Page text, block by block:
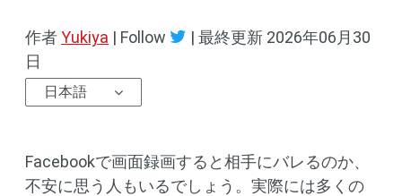
作者Yukiya | Follow | 最終更新 2026年06月30
日
日本語
Facebookで画面録画すると相手にバレるのか、
不安に思う人もいるでしょう。実際には多くの